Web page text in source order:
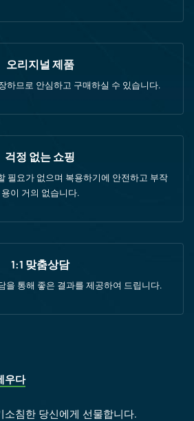
오리지널 제품
하므로 안심하고 구매하실 수 있습니다.
걱정 없는 쇼핑
필요가 없으며 복용하기에 안전하고 부작
용이 거의 없습니다.
1:1 맞춤상담
을 통해 좋은 결과를 제공하여 드립니다.
우다
소침한 당신에게 선물합니다.